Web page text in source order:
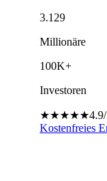
3.129
Millionäre
100K+
Investoren
★★★★★
Kostenfreies